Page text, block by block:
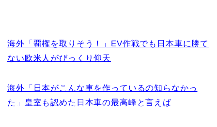
海外「覇権を取りそう！」EV作戦でも日本車に勝て
ない欧米人がびっくり仰天
海外「日本がこんな車を作っているの知らなかっ
た」皇室も認めた日本車の最高峰と言えば